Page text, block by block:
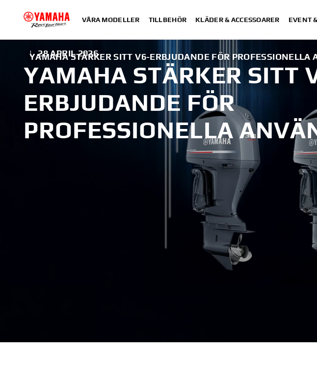
VÅRA MODELLER TILLBEHÖR KLÄDER & ACCESSOARER EVENT
YAMAHA STÄRKER SITT V6-ERBJUDANDE FÖR PROFESSIONELLA
| 28 APRIL 2026
YAMAHA STÄRKER SITT
ERBJUDANDE FÖR
PROFESSIONELLA